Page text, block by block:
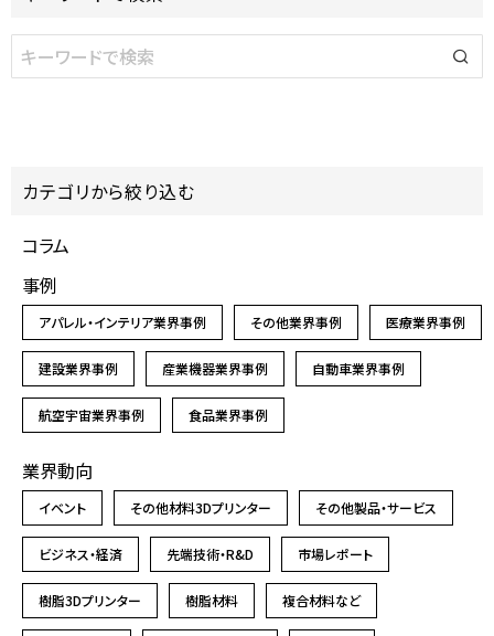
カテゴリから絞り込む
コラム
事例
アパレル・インテリア業界事例 その他業界事例 医療業界事例
建設業界事例 産業機器業界事例 自動車業界事例
航空宇宙業界事例 食品業界事例
業界動向
イベント その他材料3Dプリンター その他製品・サービス
ビジネス・経済 先端技術・R&D 市場レポート
樹脂3Dプリンター 樹脂材料 複合材料など